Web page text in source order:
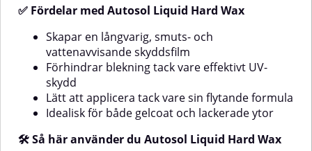
saltvatten och UV-
strålningFörlänger ytans
livslängdGör båten lättare att
hålla renLämnar ett tunt
skyddsskikt som motstår
fläckarEnkel att applicera – inga
maskiner
krävs AnvändningTvätta ytan
noggrant med båtschampo och
torka torrt.Skaka flaskan
väl.Applicera en liten mängd vax
med mikrofiberduk eller mjuk
serienFungerar i både söt- och
saltvatten💡 Tips för bästa
resultatRengör noggrant med
Hull PreCleanerVid matt yta,
polera först med valfritt gelcoat-
polermedelAvfetta med Panel
appliceringAnvänd ett pH-
neutralt schampo för att förlänga
skyddet vid underhållstvättSå
använder du Marine Protective
Sealant:Spraya 4–5 gånger på en
✅ Fördelar med Autosol Liquid Hard Wax
Skapar en långvarig, smuts- och
vattenavvisande skyddsfilm
Förhindrar blekning tack vare effektivt UV-
skydd
Lätt att applicera tack vare sin flytande formula
Idealisk för både gelcoat och lackerade ytor
🛠️ Så här använder du Autosol Liquid Hard Wax